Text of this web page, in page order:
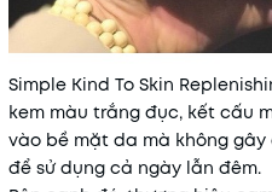
Simple Kind To Skin
kem màu trắng đục, kết cấu
vào bề mặt da mà không
để sử dụng cả ngày lẫn đêm.